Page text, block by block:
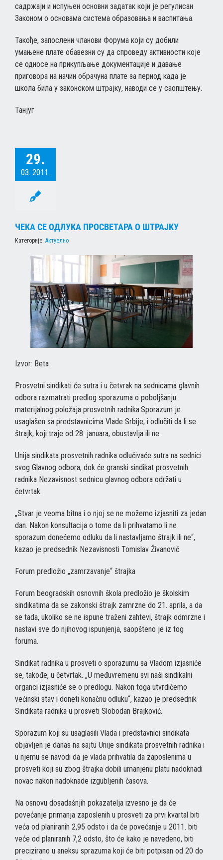
садржаји и испуњен основни задатак који је регулисан
Законом о основама система образовања и васпитања.
Такође, запослени чланови Форума који су добили
умањене плате обавезни су да спроведу активности које
се односе на прикупљање документације и давање
приговора на начин обрачуна плате за период када је
школа била у законском штрајку, наводи се у саопштењу.
Танјуг
29.
03. 2011.
ЧЕКА СЕ ОДЛУКА ПРОСВЕТАРА О ШТРАЈКУ
Категорије: Актуелно
Izvor: Betа
Prosvetni sindikati će sutra i u četvrak na sednicama glavnih
odbora razmatrati predlog sporazuma o poboljšanju
materijalnog položaja prosvetnih radnika.Sporazum je
usaglašen sa predstavnicima Vlade Srbije, i odlučiti da li se
štrajk, koji traje od 28. januara, obustavlja ili ne.
Unija sindikata prosvetnih radnika odlučivaće sutra na sednici
svog Glavnog odbora, dok će granski sindikat prosvetnih
radnika Nezavisnost sednicu glavnog odbora održati u
četvrtak.
„Stvar je veoma bitna i o njoj se ne možemo izjasniti za jedan
dan. Nakon konsultacija o tome da li prihvatamo li ne
sporazum donećemo odluku da li nastavljamo štrajk ili ne“,
kazao je predsednik Nezavisnosti Tomislav Živanović.
Forum predložio „zamrzavanje“ štrajka
Forum beogradskih osnovnih škola predložio je školskim
sindikatima da se zakonski štrajk zamrzne do 21. aprila, a da
se tada, ukoliko se ne ispune traženi zahtevi, štrajk odmrzne i
nastavi sve do njihovog ispunjenja, saopšteno je iz tog
foruma.
Sindikat radnika u prosveti o sporazumu sa Vladom izjasniće
se, takođe, u četvrtak. „U međuvremenu svi naši sindikalni
organci izjasniće se o predlogu. Nakon toga utvrdićemo
većinski stav i doneti konačnu odluku“, kazao je predsednik
Sindikata radnika u prosveti Slobodan Brajković.
Sporazum koji su usaglasili Vlada i predstavnici sindikata
objavljen je danas na sajtu Unije sindikata prosvetnih radnika i
u njemu se navodi da je vlada prihvatila da zaposlenima u
prosveti koji su zbog štrajka dobili umanjenu platu nadoknadi
novac nakon nadoknade izgubljenih časova.
Na osnovu dosadašnjih pokazatelja izvesno je da će
povećanje primanja zaposlenih u prosveti za prvi kvartal biti
veća od planiranih 2,95 odsto i da će povećanje u 2011. biti
veće od planiranih 7,2 odsto, što će kako je navedeno, biti
precizirano u aneksu sprazuma koji će biti potpisan od 20 do